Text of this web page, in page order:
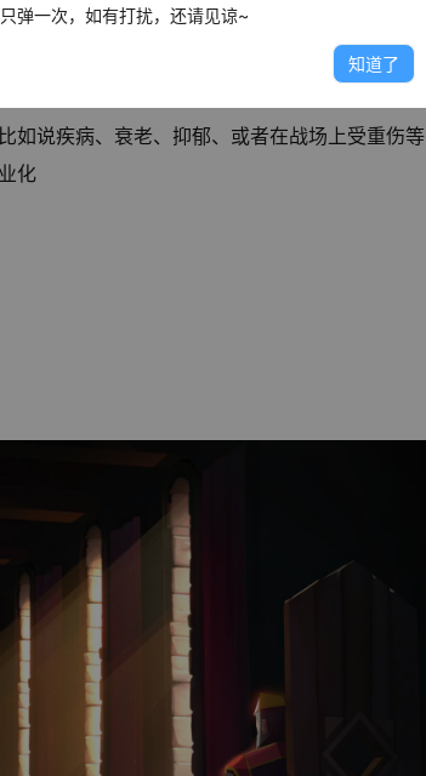
如说疾病、衰老、抑郁、或者在战场上受重伤等
化
弹一次，如有打扰，还请见谅~
知道了